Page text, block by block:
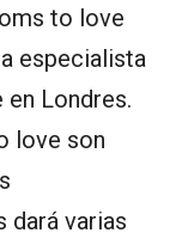
to love
especialista
en Londres.
love son
dará varias